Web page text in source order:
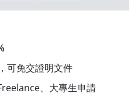
可免交證明文件
、大專生申請